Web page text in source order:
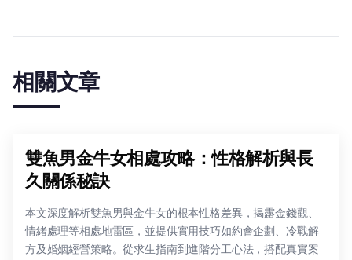
相關文章
雙魚男金牛女相處攻略：性格解析與長
久關係秘訣
本文深度解析雙魚男與金牛女的根本性格差異，揭露金錢觀、
情緒處理等相處地雷區，並提供實用技巧如約會企劃、冷戰解
方及婚姻經營策略。從求生指南到進階分工心法，搭配真實案